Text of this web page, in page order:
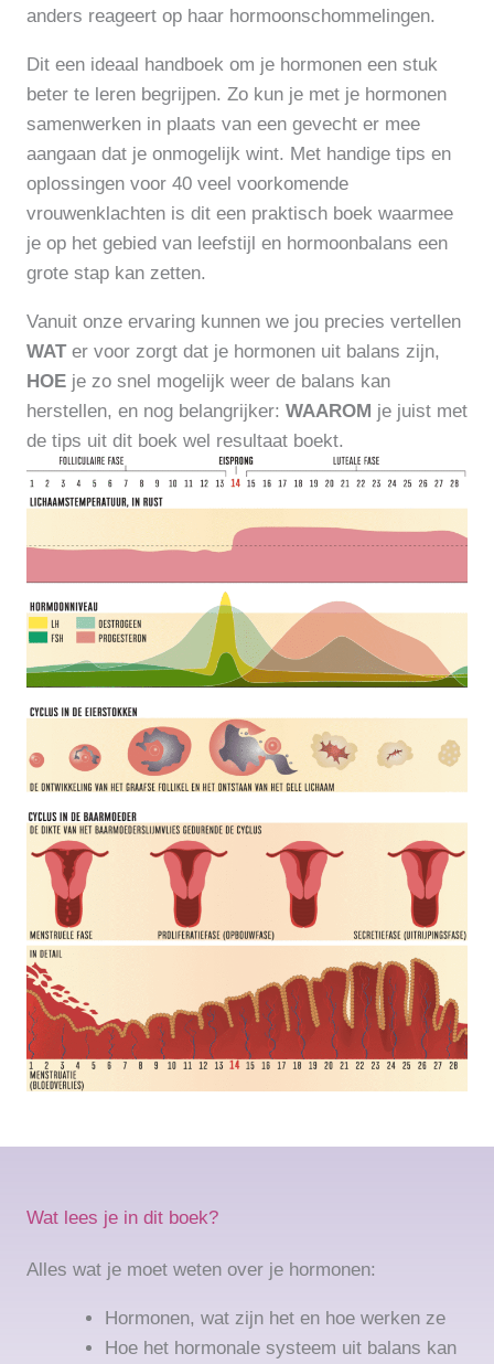
anders reageert op haar hormoonschommelingen.
Dit een ideaal handboek om je hormonen een stuk
beter te leren begrijpen. Zo kun je met je hormonen
samenwerken in plaats van een gevecht er mee
aangaan dat je onmogelijk wint. Met handige tips en
oplossingen voor 40 veel voorkomende
vrouwenklachten is dit een praktisch boek waarmee
je op het gebied van leefstijl en hormoonbalans een
grote stap kan zetten.
Vanuit onze ervaring kunnen we jou precies vertellen
WATer voor zorgt dat je hormonen uit balans zijn,
HOE je zo snel mogelijk weer de balans kan
herstellen, en nog belangrijker: WAAROM je juist met
de tips uit dit boek wel resultaat boekt.
Wat lees je in dit boek?
Alles wat je moet weten over je hormonen:
Hormonen, wat zijn het en hoe werken ze
Hoe het hormonale systeem uit balans kan